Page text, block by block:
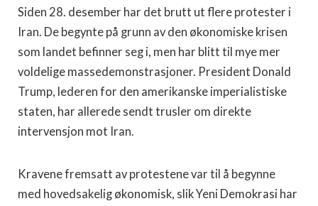
Siden 28. desember har det brutt ut flere protester i
Iran. De begynte på grunn av den økonomiske krisen
som landet befinner seg i, men har blitt til mye mer
voldelige massedemonstrasjoner. President Donald
Trump, lederen for den amerikanske imperialistiske
staten, har allerede sendt trusler om direkte
intervensjon mot Iran.
Kravene fremsatt av protestene var til å begynne
med hovedsakelig økonomisk, slik Yeni Demokrasi har